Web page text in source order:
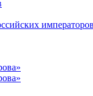
императоров